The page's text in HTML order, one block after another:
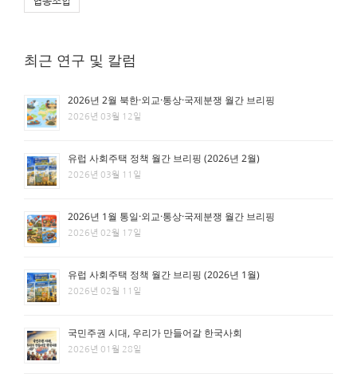
최근 연구 및 칼럼
2026년 2월 북한·외교·통상·국제분쟁 월간 브리핑
2026년 03월 12일
유럽 사회주택 정책 월간 브리핑 (2026년 2월)
2026년 03월 11일
2026년 1월 통일·외교·통상·국제분쟁 월간 브리핑
2026년 02월 17일
유럽 사회주택 정책 월간 브리핑 (2026년 1월)
2026년 02월 11일
국민주권 시대, 우리가 만들어갈 한국사회
2026년 01월 28일